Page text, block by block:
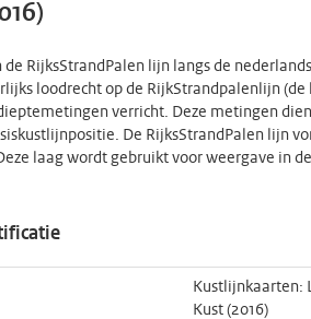
de RijksStrandPalen lijn langs de
loodrecht op de RijkStrandpalenlijn
verricht. Deze metingen
De RijksStrandPalen lijn
laag wordt gebruikt voor weergave in
Kustlijnkaarten:
Kust (2016)